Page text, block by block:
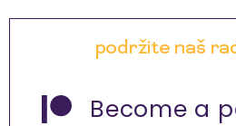
podržite naš
Become a